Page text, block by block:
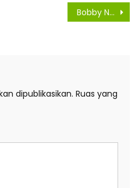
Bobby Nasution Pantau Pelaksanaan Vaksinasi Tahap Dua di Pasar Petisah
dipublikasikan. Ruas yang